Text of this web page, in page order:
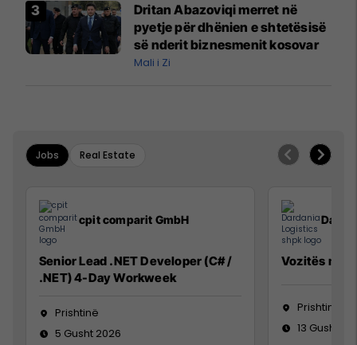
Mançesterit
Dritan Abazoviqi merret në
pyetje për dhënien e shtetësisë
së nderit biznesmenit kosovar
Mali i Zi
Jobs Real Estate
cpit comparit GmbH
Senior Lead .NET Developer (C# /
.NET) 4-Day Workweek
Prishtinë
5 Gusht 2026
Vozitës me
Prishtinë
13 Gusht